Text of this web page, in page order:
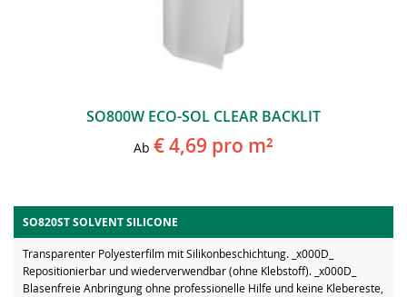
SO800W ECO-SOL CLEAR BACKLIT
Ab € 4,69 pro m²
SO820ST SOLVENT SILICONE
Transparenter Polyesterfilm mit Silikonbeschichtung. _x000D_
Repositionierbar und wiederverwendbar (ohne Klebstoff). _x000D_
Blasenfreie Anbringung ohne professionelle Hilfe und keine Klebereste,